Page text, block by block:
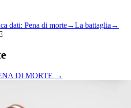
dati: Pena di morte→La battaglia →
DI MORTE →